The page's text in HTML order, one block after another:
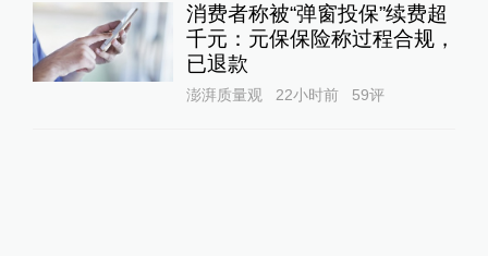
消费者称被“弹窗投保”续费超
千元：元保保险称过程合规，
已退款
澎湃质量观 22小时前 59评